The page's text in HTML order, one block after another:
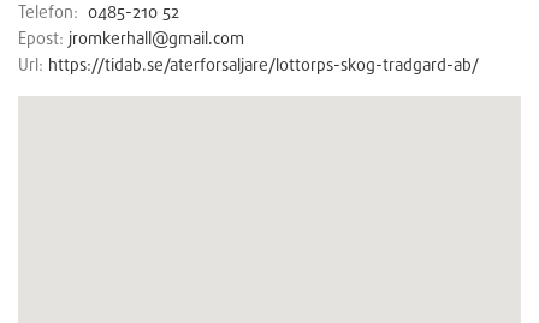
Telefon: 0485-210 52
Epost: jromkerhall@gmail.com
Url: https://tidab.se/aterforsaljare/lottorps-skog-tradgard-ab/